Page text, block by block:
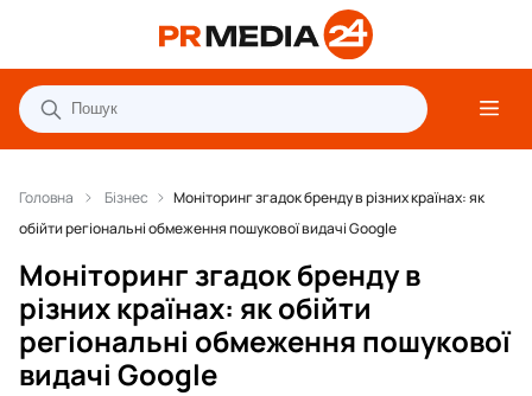
Головна Бізнес
Моніторинг згадок бренду в різних країнах: як
обійти регіональні обмеження пошукової видачі Google
Моніторинг згадок бренду в
різних країнах: як обійти
регіональні обмеження пошукової
видачі Google